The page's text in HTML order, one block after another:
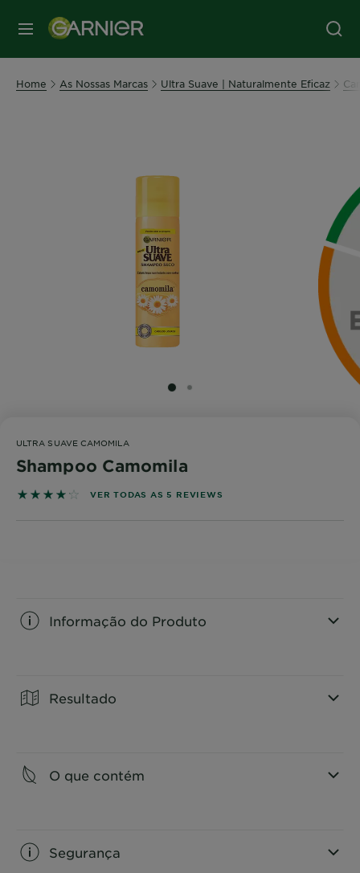
MENU
Home As Nossas Marcas Ultra Suave | Naturalmente Eficaz
SLIDE 1
SLIDE 2
ULTRA SUAVE CAMOMILA
Shampoo Camomila
4.2 out of 5 stars based on reviews
VER TODAS AS 5 REVIEWS
Informação do Produto
Resultado
O que contém
Segurança